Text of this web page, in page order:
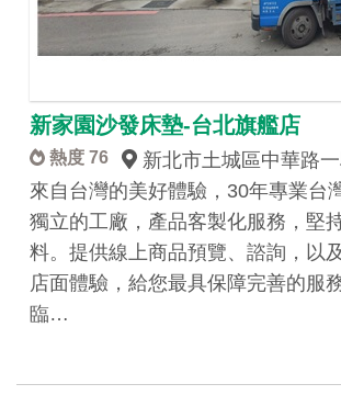
新家園沙發床墊-台北旗艦店
熱度 76
新北市土城區中華路
來自台灣的美好體驗，30年專業台
獨立的工廠，產品客製化服務，堅
料。提供線上商品預覽、諮詢，以
店面體驗，給您最具保障完善的服
臨…